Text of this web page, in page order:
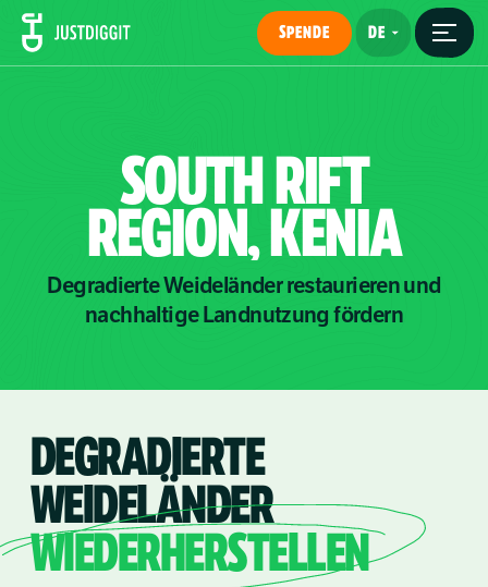
SPENDE
SOUTHRIFT
REGION,KENIA
Degradierte Weideländer restaurieren und
nachhaltige Landnutzung fördern
DEGRADIERTE
WEIDELÄNDER
WIEDERHERSTELLEN